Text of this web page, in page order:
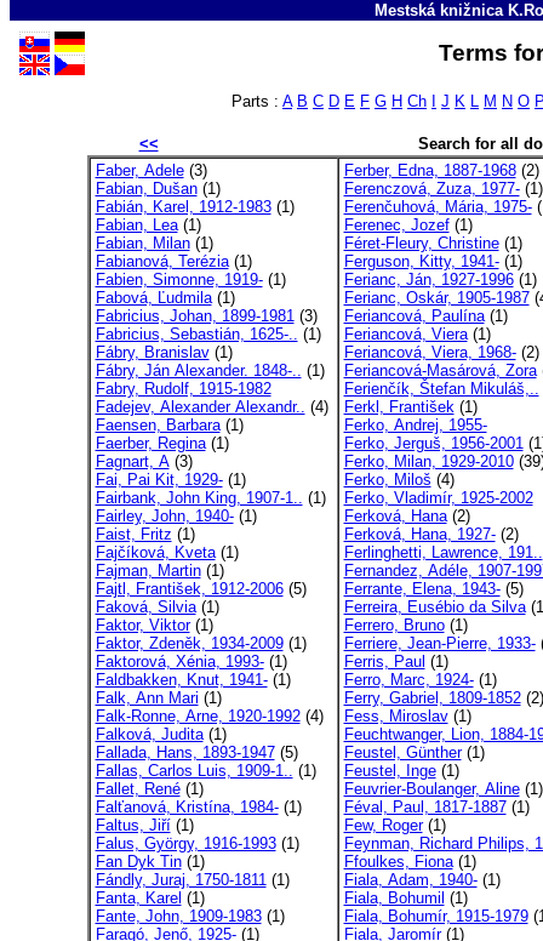
Mestská knižnica
Terms
Parts : A B C D E F G H Ch J K L M N O
<<
Search for all
Faber, Adele(3)
Fabian, Dušan(1)
Fabián, Karel, 1912-1983(1)
Fabian, Lea(1)
Fabian, Milan(1)
Fabianová, Terézia(1)
Fabien, Simonne, 1919-(1)
Fabová, Ľudmila(1)
Fabricius, Johan, 1899-1981(3)
Fabricius, Sebastián, 1625-.. (1)
Fábry, Branislav(1)
Fábry, Ján Alexander. 1848-.. (1)
Fabry, Rudolf, 1915-1982
Fadejev, Alexander Alexandr.. (4)
Faensen, Barbara(1)
Faerber, Regina(1)
Fagnart, A(3)
Fai, Pai Kit, 1929-(1)
Fairbank, John King, 1907-1.. (1)
Fairley, John, 1940-(1)
Faist, Fritz (1)
Fajčíková, Kveta(1)
Fajman, Martin(1)
Fajtl, František, 1912-2006(5)
Faková, Silvia(1)
Faktor, Viktor(1)
Faktor, Zdeněk, 1934-2009(1)
Faktorová, Xénia, 1993-(1)
Faldbakken, Knut, 1941-(1)
Falk, Ann Mari (1)
Falk-Ronne, Arne, 1920-1992(4)
Falková, Judita(1)
Fallada, Hans, 1893-1947(5)
Fallas, Carlos Luis, 1909-1.. (1)
Fallet, René(1)
Falťanová, Kristína, 1984-(1)
Faltus, Jiří(1)
Falus, György, 1916-1993(1)
Fan Dyk Tin(1)
Fándly, Juraj, 1750-1811(1)
Fanta, Karel (1)
Fante, John, 1909-1983(1)
Faragó, Jenő, 1925-(1)
Ferber, Edna, 1887-1968(2)
Ferenczová, Zuza, 1977-(1)
Ferenčuhová, Mária, 1975-
Ferenec, Jozef(1)
Féret-Fleury, Christine(1)
Ferguson, Kitty, 1941-(1)
Ferianc, Ján, 1927-1996(1)
Ferianc, Oskár, 1905-1987
Feriancová, Paulína(1)
Feriancová, Viera(1)
Feriancová, Viera, 1968-(2)
Feriancová-Masárová, Zora
Ferienčík, Štefan Mikuláš,..
Ferkl, František(1)
Ferko, Andrej, 1955-
Ferko, Jerguš, 1956-2001
Ferko, Milan, 1929-2010
Ferko, Miloš (4)
Ferko, Vladimír, 1925-2002
Ferková, Hana(2)
Ferková, Hana, 1927-(2)
Ferlinghetti, Lawrence, 191..
Fernandez, Adéle, 1907-
Ferrante, Elena, 1943-(5)
Ferreira, Eusébio da Silva
Ferrero, Bruno(1)
Ferriere, Jean-Pierre, 1933-
Ferris, Paul (1)
Ferro, Marc, 1924-(1)
Ferry, Gabriel, 1809-1852(2)
Fess, Miroslav(1)
Feuchtwanger, Lion, 1884-
Feustel, Günther(1)
Feustel, Inge(1)
Feuvrier-Boulanger, Aline(1)
Féval, Paul, 1817-1887(1)
Few, Roger(1)
Feynman, Richard Philips,
Ffoulkes, Fiona(1)
Fiala, Adam, 1940-(1)
Fiala, Bohumil (1)
Fiala, Bohumír, 1915-1979
Fiala, Jaromír(1)